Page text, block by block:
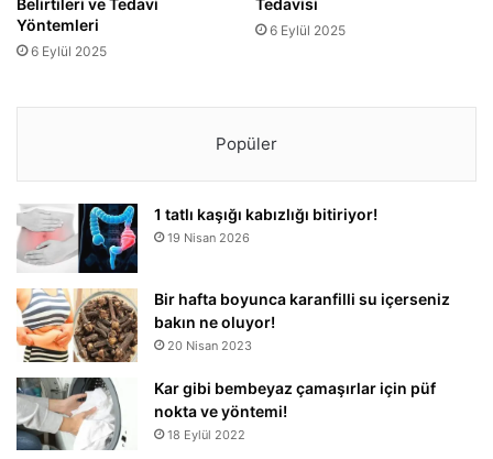
Yöntemleri
6 Eylül 2025
6 Eylül 2025
Popüler
1 tatlı kaşığı kabızlığı bitiriyor!
19 Nisan 2026
Bir hafta boyunca karanfilli su içerseniz
bakın ne oluyor!
20 Nisan 2023
Kar gibi bembeyaz çamaşırlar için püf
nokta ve yöntemi!
18 Eylül 2022